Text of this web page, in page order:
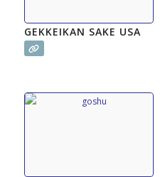
GEKKEIKAN SAKE USA